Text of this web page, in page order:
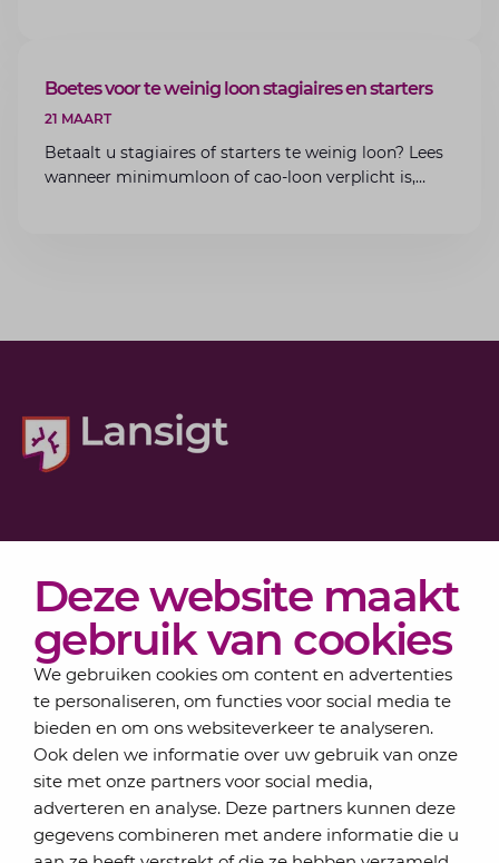
Deze website maakt
gebruik van cookies
We gebruiken cookies om content en advertenties
te personaliseren, om functies voor social media te
bieden en om ons websiteverkeer te analyseren.
Ook delen we informatie over uw gebruik van onze
site met onze partners voor social media,
adverteren en analyse. Deze partners kunnen deze
gegevens combineren met andere informatie die u
ARTIKEL
Boetes voor te weinig loon stagiaires en starters
21 MAART
Betaalt u stagiaires of starters te weinig loon? Lees
wanneer minimumloon of cao-loon verplicht is,
Actueel
Over Lansigt
Contact
Schrijf je in voor onze nieuwsbrief
Elke maand bundelen de adviseurs van Lansigt in
de eSigt het nieuws.
Jouw emailadres